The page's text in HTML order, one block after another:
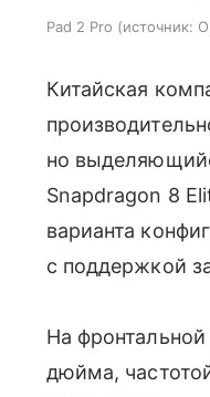
Pad 2 Pro источник:
Китайская
но
Snapdragon 8
варианта
с поддержкой
На
дюйма,